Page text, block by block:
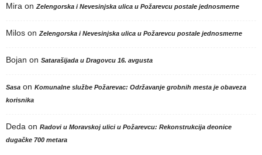
Mira on Zelengorska i Nevesinjska ulica u Požarevcu postale jednosmerne
Milos on Zelengorska i Nevesinjska ulica u Požarevcu postale jednosmerne
Bojan on Satarašijada u Dragovcu 16. avgusta
Sasa on Komunalne službe Požarevac: Održavanje grobnih mesta je obaveza
korisnika
Deda on Radovi u Moravskoj ulici u Požarevcu: Rekonstrukcija deonice
dugačke 700 metara